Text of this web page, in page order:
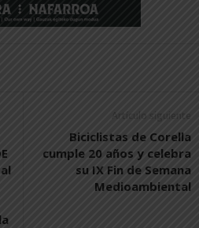
Artículo siguiente
Biciclistas de Corella
cumple 20 años y celebra
su IX Fin de Semana
Medioambiental